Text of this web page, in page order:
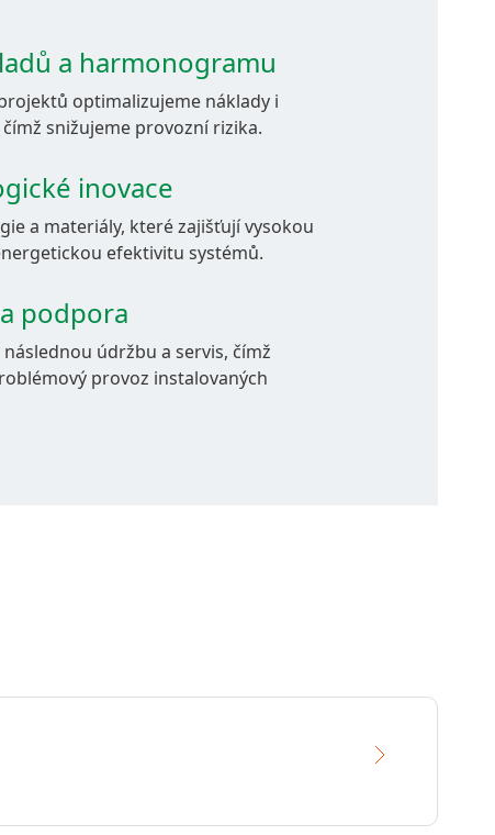
a harmonogramu
optimalizujeme náklady i
snižujeme provozní rizika.
inovace
a materiály, které zajišťují vysokou
efektivitu systémů.
podpora
údržbu a servis, čímž
provoz instalovaných